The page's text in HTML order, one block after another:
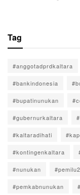
Tag
#anggotadprdkaltara
#bankindonesia
#bupatinunukan
#gubernurkaltara
#kaltaradihati
#kontingenkaltara
#nunukan
#pemkabnunukan